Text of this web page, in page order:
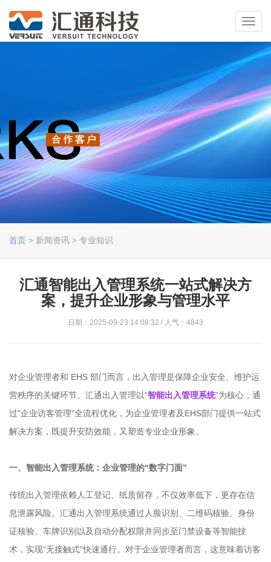
首页 > 新闻资讯 > 专业知识
汇通智能出入管理系统一站式解决方
案，提升企业形象与管理水平
日期：2025-09-23 14:08:32 / 人气：4843
对企业管理者和 EHS 部门而言，出入管理是保障企业安全、维护运
营秩序的关键环节。汇通出入管理以“智能出入管理系统”为核心，通
过"企业访客管理"全流程优化，为企业管理者及EHS部门提供一站式
解决方案，既提升安防效能，又塑造专业企业形象。
一、智能出入管理系统：企业管理的“数字门面”
传统出入管理依赖人工登记、纸质留存，不仅效率低下，更存在信
息泄露风险。汇通出入管理系统通过人脸识别、二维码核验、身份
证核验、车牌识别以及自动分配权限并同步至门禁设备等智能技
术，实现“无接触式”快速通行。对于企业管理者而言，这意味着访客